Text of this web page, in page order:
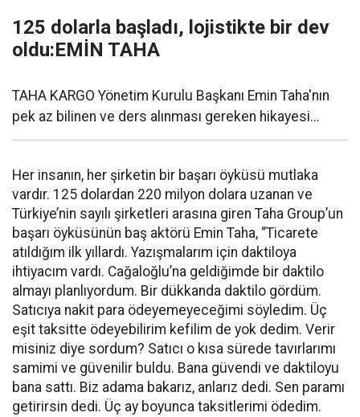
125 dolarla başladı, lojistikte bir dev
oldu:EMİN TAHA
TAHA KARGO Yönetim Kurulu Başkanı Emin Taha'nın
pek az bilinen ve ders alınması gereken hikayesi...
Her insanın, her şirketin bir başarı öyküsü mutlaka
vardır. 125 dolardan 220 milyon dolara uzanan ve
Türkiye’nin sayılı şirketleri arasına giren Taha Group’un
başarı öyküsünün baş aktörü Emin Taha, “Ticarete
atıldığım ilk yıllardı. Yazışmalarım için daktiloya
ihtiyacım vardı. Cağaloğlu’na geldiğimde bir daktilo
almayı planlıyordum. Bir dükkanda daktilo gördüm.
Satıcıya nakit para ödeyemeyeceğimi söyledim. Üç
eşit taksitte ödeyebilirim kefilim de yok dedim. Verir
misiniz diye sordum? Satıcı o kısa sürede tavırlarımı
samimi ve güvenilir buldu. Bana güvendi ve daktiloyu
bana sattı. Biz adama bakarız, anlarız dedi. Sen paramı
getirirsin dedi. Üç ay boyunca taksitlerimi ödedim.